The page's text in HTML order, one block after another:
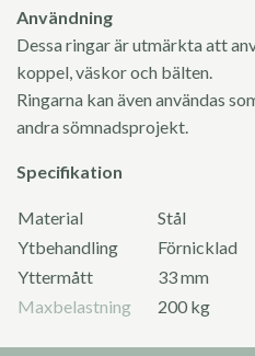
Användning
Dessa ringar är utmärkta att
koppel, väskor och bälten.
Ringarna kan även användas
andra sömnadsprojekt.
Specifikation
Material
Stål
Ytbehandling
Förnicklad
Yttermått
33 mm
Maxbelastning
200 kg